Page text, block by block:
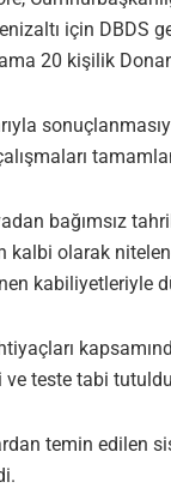
için DBDS
20 kişilik
bağımsız
kalbi olarak
kabiliyetleriyle
ve teste tabi
temin edilen